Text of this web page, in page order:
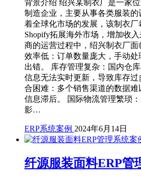
背景介绍 绍兴某制衣厂是一家
制造企业，主要从事各类服装
着全球化市场的发展，该制衣
Shopify拓展海外市场，增加收
商的运营过程中，绍兴制衣厂
效率低：订单数量庞大，手动
出错。 库存管理复杂：国内仓
信息无法实时更新，导致库存
合困难：多个销售渠道的数据
信息滞后。 国际物流管理繁琐
影…
ERP系统案例 2024年6月14日
纤源服装面料ERP管